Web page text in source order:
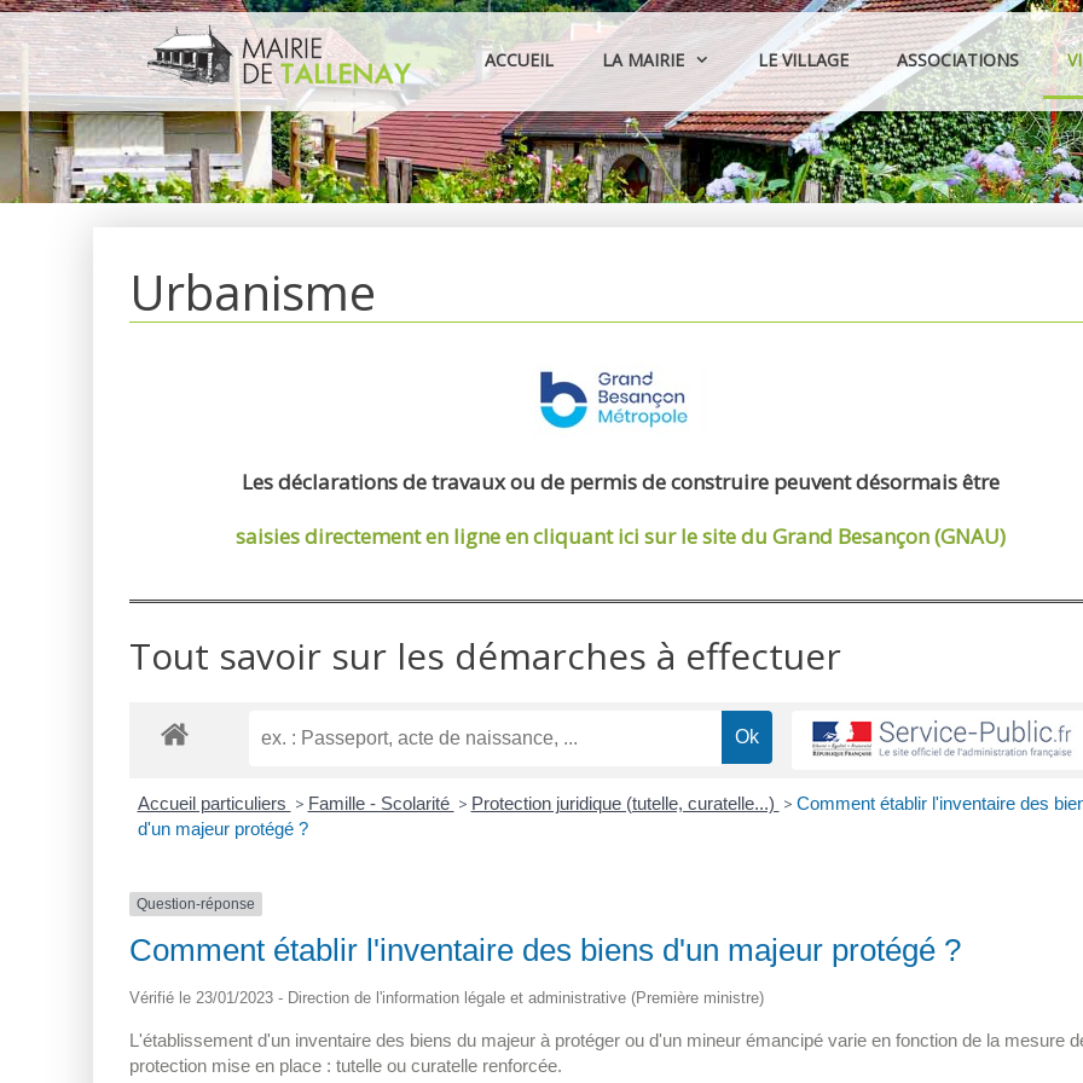
Aller
au
contenu
ACCUEIL LA MAIRIE LE VILLAGE ASSOCIATIONS
Urbanisme
Les déclarations de travaux ou de permis de construire peuvent désormais être
saisies directement en ligneen cliquant ici sur le site du Grand Besançon (GNAU)
Tout savoir sur les démarches à effectuer
Accueil particuliers > Famille - Scolarité > Protection juridique (tutelle, curatelle...) > Comment établir l'inventaire des
d'un majeur protégé ?
Question-réponse
Comment établir l'inventaire des biens d'un majeur protégé ?
Vérifié le 23/01/2023 - Direction de l'information légale et administrative (Première ministre)
L'établissement d'un inventaire des biens du majeur à protéger ou d'un mineur émancipé varie en fonction de la mesure
protection mise en place : tutelle ou curatelle renforcée.